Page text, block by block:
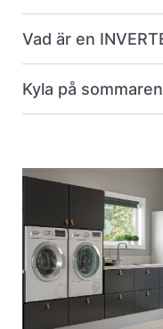
Vad är en
Kyla på